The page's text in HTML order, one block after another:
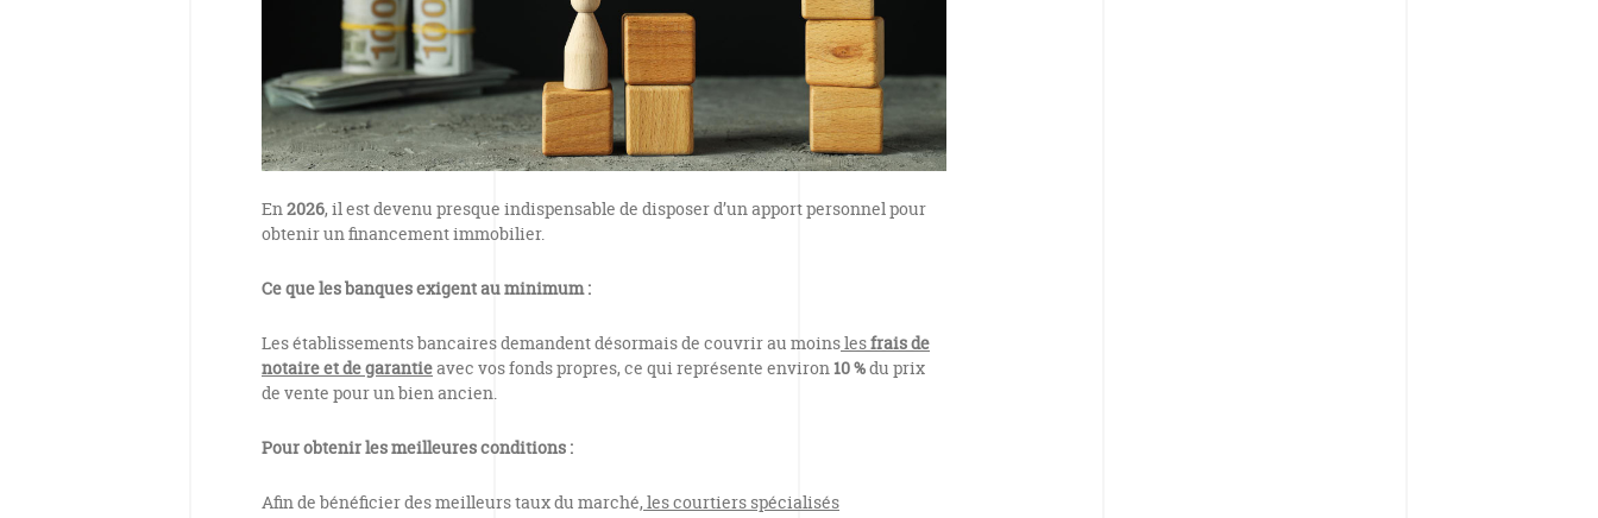
En 2026, il est devenu presque indispensable de disposer d’un apport personnel pour
obtenir un financement immobilier.
Ce que les banques exigent au minimum :
Les établissements bancaires demandent désormais de couvrir au moinslesfrais de
notaire et de garantieavec vos fonds propres, ce qui représente environ 10 %du prix
de vente pour un bien ancien.
Pour obtenir les meilleures conditions :
Afin de bénéficier des meilleurs taux du marché, les courtiers spécialisés